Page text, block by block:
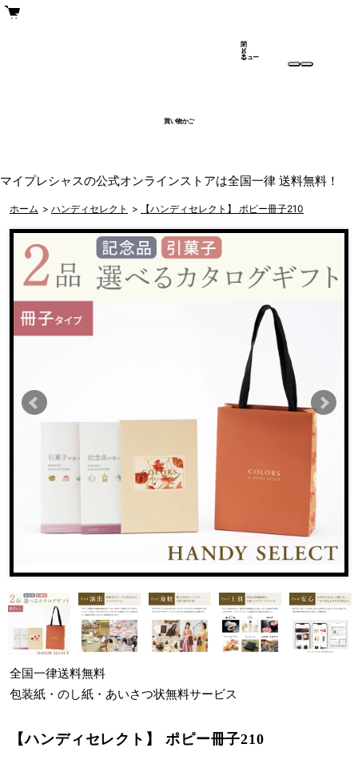
買い物かご
メ
ニュー
閉
じ
る
マイプレシャスの公式オンラインストアは全国一律 送料無料！
ホーム > ハンディセレクト > 【ハンディセレクト】 ポピー冊子210
全国一律送料無料
包装紙・のし紙・あいさつ状無料サービス
【ハンディセレクト】 ポピー冊子210